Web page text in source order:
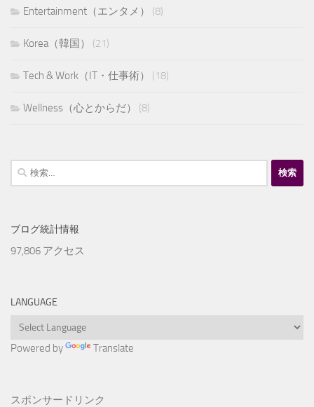
Entertainment（エンタメ） (8)
Korea（韓国） (21)
Tech & Work（IT・仕事術） (18)
Wellness（心とからだ） (8)
検
索:
ブログ統計情報
97,806 アクセス
LANGUAGE
Powered by Translate
スポンサードリンク